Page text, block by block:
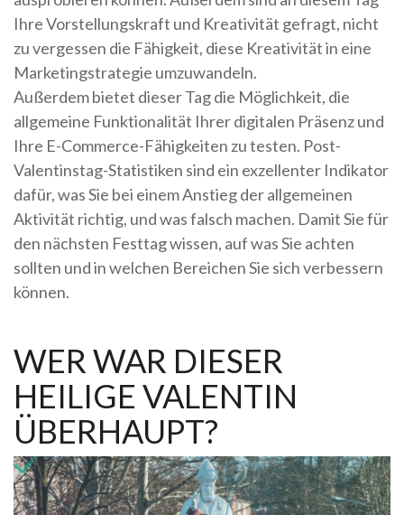
Ihre Vorstellungskraft und Kreativität gefragt, nicht
zu vergessen die Fähigkeit, diese Kreativität in eine
Marketingstrategie umzuwandeln.
Außerdem bietet dieser Tag die Möglichkeit, die
allgemeine Funktionalität Ihrer digitalen Präsenz und
Ihre E-Commerce-Fähigkeiten zu testen. Post-
Valentinstag-Statistiken sind ein exzellenter Indikator
dafür, was Sie bei einem Anstieg der allgemeinen
Aktivität richtig, und was falsch machen. Damit Sie für
den nächsten Festtag wissen, auf was Sie achten
sollten und in welchen Bereichen Sie sich verbessern
können.
WER WAR DIESER
HEILIGE VALENTIN
ÜBERHAUPT?